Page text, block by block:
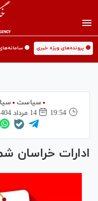
🟡 پرونده‌های ویژه خبری 🟡
سیاست
19:54
14 مرداد 1404
ادارات خراسان